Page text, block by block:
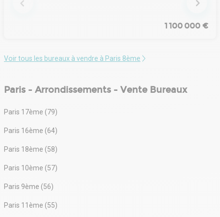
1 100 000 €
Voir tous les bureaux à vendre à Paris 8ème
Paris - Arrondissements - Vente Bureaux
Paris 17ème (79)
Paris 16ème (64)
Paris 18ème (58)
Paris 10ème (57)
Paris 9ème (56)
Paris 11ème (55)